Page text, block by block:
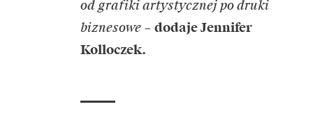
od grafiki artystycznej po druki
biznesowe – dodaje Jennifer
Kolloczek.